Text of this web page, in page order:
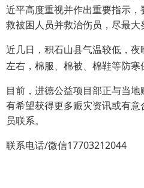
近平高度重视并作出重要指示
救被困人员并救治伤员，尽最大
近几日，积石山县气温较低，夜
左右，棉服、棉被、棉鞋等防寒
目前，进德公益项目部正与当地
有希望获得更多赈灾资讯或有
员联系。
联系电话/微信17703212044